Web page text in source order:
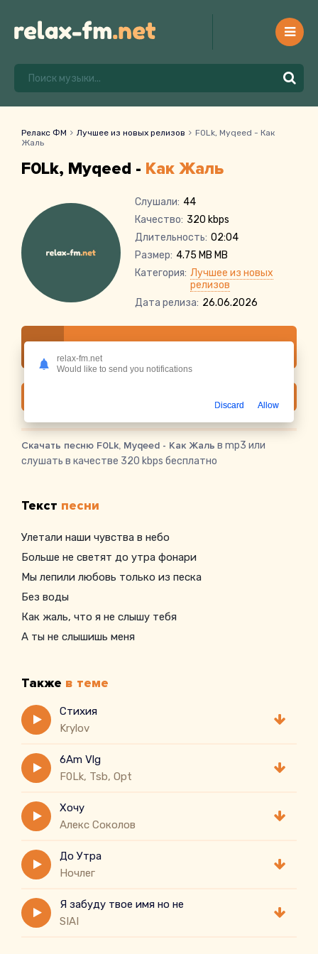
Релакс ФМ Лучшее из новых релизов
F0Lk, Myqeed - Как
Жаль
F0Lk, Myqeed - Как Жаль
Слушали: 44
Качество: 320 kbps
Длительность: 02:04
Размер: 4.75 MB MB
Категория: Лучшее из новых
релизов
Дата релиза: 26.06.2026
Скачать песню F0Lk, Myqeed - Как Жаль в mp3 или
слушать в качестве 320 kbps бесплатно
Текст песни
Улетали наши чувства в небо
Больше не светят до утра фонари
Мы лепили любовь только из песка
Без воды
Как жаль, что я не слышу тебя
А ты не слышишь меня
Также в теме
Стихия
Krylov
6Am Vlg
F0Lk, Tsb, Opt
Хочу
Алекс Соколов
До Утра
Ночлег
Я забуду твое имя но не
SIAI
relax-fm.net
Would like to send you notifications
Discard Allow